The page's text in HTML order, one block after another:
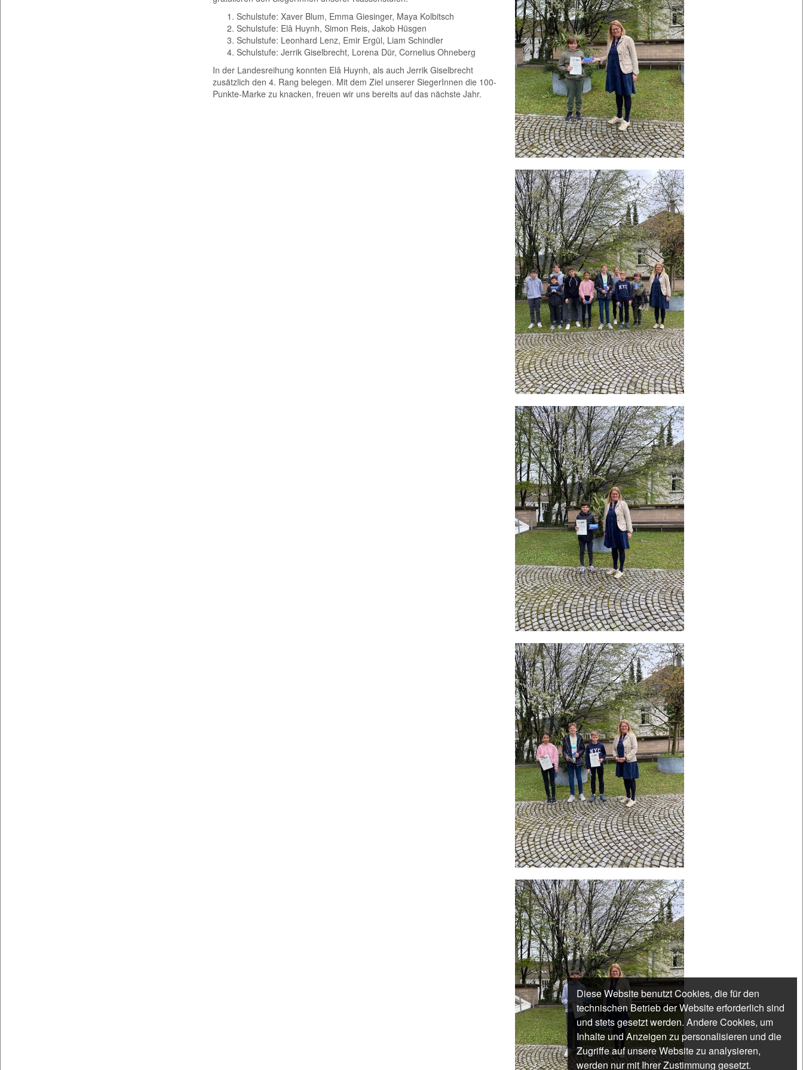
Schulstufe: Xaver Blum, Emma Giesinger, Maya Kolbitsch
Schulstufe: Elâ Huynh, Simon Reis, Jakob Hüsgen
Schulstufe: Leonhard Lenz, Emir Ergül, Liam Schindler
Schulstufe: Jerrik Giselbrecht, Lorena Dür, Cornelius Ohneberg
In der Landesreihung konnten Elâ Huynh, als auch Jerrik Giselbrecht
zusätzlich den 4. Rang belegen. Mit dem Ziel unserer SiegerInnen die 100-
Punkte-Marke zu knacken, freuen wir uns bereits auf das nächste Jahr.
Diese Website benutzt Cookies, die für den
technischen Betrieb der Website erforderlich sind
und stets gesetzt werden. Andere Cookies, um
Inhalte und Anzeigen zu personalisieren und die
Zugriffe auf unsere Website zu analysieren,
werden nur mit Ihrer Zustimmung gesetzt.